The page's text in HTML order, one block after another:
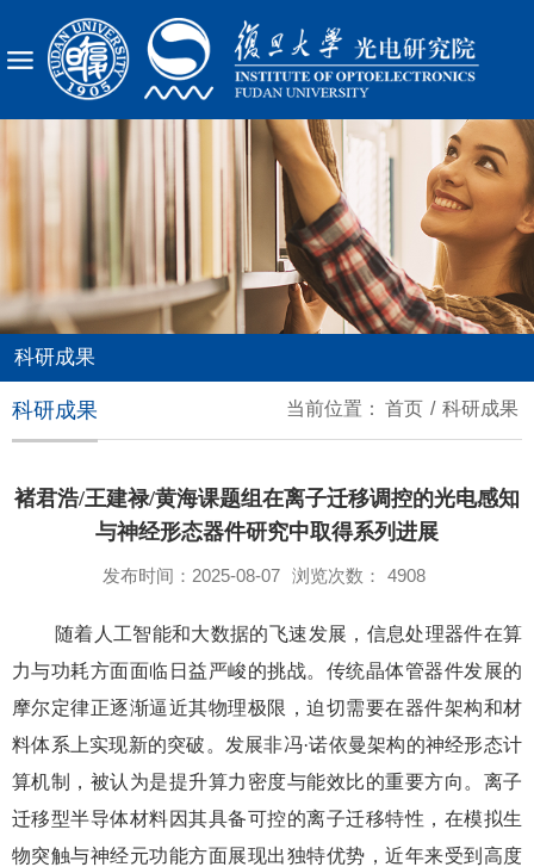
科研成果
当前位置： 首页 / 科研成果
科研成果
褚君浩/王建禄/黄海课题组在离子迁移调控的光电感知
与神经形态器件研究中取得系列进展
发布时间：2025-08-07 浏览次数： 4908
随着人工智能和大数据的飞速发展，信息处理器件在算
力与功耗方面面临日益严峻的挑战。传统晶体管器件发展的
摩尔定律正逐渐逼近其物理极限，迫切需要在器件架构和材
料体系上实现新的突破。发展非冯·诺依曼架构的神经形态计
算机制，被认为是提升算力密度与能效比的重要方向。离子
迁移型半导体材料因其具备可控的离子迁移特性，在模拟生
物突触与神经元功能方面展现出独特优势，近年来受到高度